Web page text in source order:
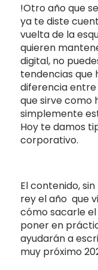
!Otro año que
ya te diste
vuelta de la
quieren
digital, no
tendencias que
diferencia
que sirve como
simplemente
Hoy te damos
corporativo.
El contenido,
rey el año que
cómo sacarle
poner en
ayudarán a
muy próximo